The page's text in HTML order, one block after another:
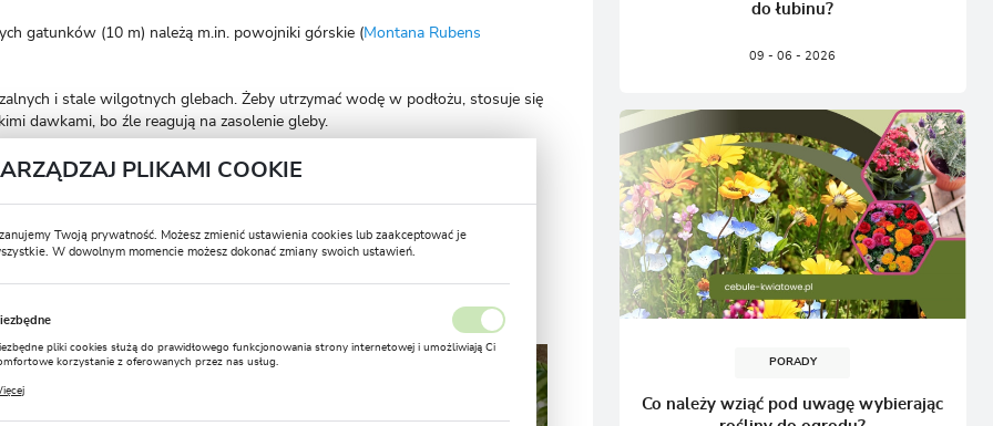
gatunków (10 m) należą m.in. powojniki górskie (Montana Rubens
i stale wilgotnych glebach. Żeby utrzymać wodę w podłożu, stosuje się
dawkami, bo źle reagują na zasolenie gleby.
pędy są słabe i uszkodzone. Powojniki kwitnące latem mocno przycina
Jesienią skraca się takie odmiany, jak Bill McKenzie i
cięcia – np. Montana Rubens
na pergolę – zdobią przez
do łubinu?
09 - 06 - 2026
PORADY
Co należy wziąć pod uwagę wybierając
PLIKAMI COOKIE
Twoją prywatność. Możesz zmienić ustawienia cookies lub zaakceptować je
W dowolnym momencie możesz dokonać zmiany swoich ustawień.
pliki cookies służą do prawidłowego funkcjonowania strony internetowej i umożliwiają Ci
korzystanie z oferowanych przez nas usług.
preferencji prywatności, logowania czy wypełniania formularzy. Dzięki plikom cookies
Polska